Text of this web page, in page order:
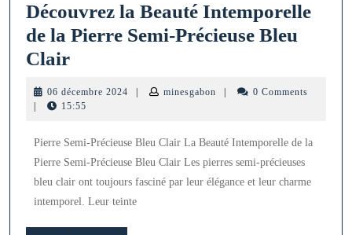
Découvrez la Beauté Intemporelle
de la Pierre Semi-Précieuse Bleu
ClairDécouvrez
Beauté
de
la
Pierre
Semi-
06 décembre 2024 06
minesgabon minesgabon0 Comments
15:55
Pierre Semi-Précieuse Bleu Clair La Beauté Intemporelle de la
Pierre Semi-Précieuse Bleu Clair Les pierres semi-précieuses
bleu clair ont toujours fasciné par leur élégance et leur charme
intemporel. Leur teinte